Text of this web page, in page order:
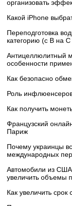
организовать
Какой iPhone
Переподготовка
категорию (с B на
Антицеллюлитный
особенности
Как безопасно
Роль
Как получить
Французский
Париж
Почему украинцы
международных
Автомобили из США
увеличить объемы
Как увеличить